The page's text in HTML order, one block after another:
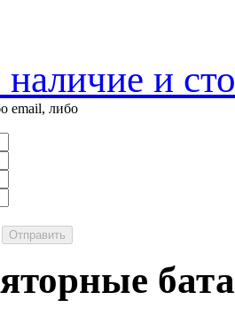
и
email, либо
Отправить